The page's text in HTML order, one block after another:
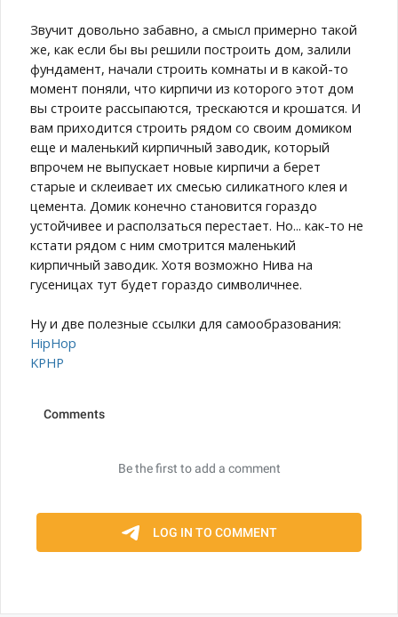
Звучит довольно забавно, а смысл примерно такой
же, как если бы вы решили построить дом, залили
фундамент, начали строить комнаты и в какой-то
момент поняли, что кирпичи из которого этот дом
вы строите рассыпаются, трескаются и крошатся. И
вам приходится строить рядом со своим домиком
еще и маленький кирпичный заводик, который
впрочем не выпускает новые кирпичи а берет
старые и склеивает их смесью силикатного клея и
цемента. Домик конечно становится гораздо
устойчивее и расползаться перестает. Но... как-то не
кстати рядом с ним смотрится маленький
кирпичный заводик. Хотя возможно Нива на
гусеницах тут будет гораздо символичнее.
Ну и две полезные ссылки для самообразования:
HipHop
KPHP